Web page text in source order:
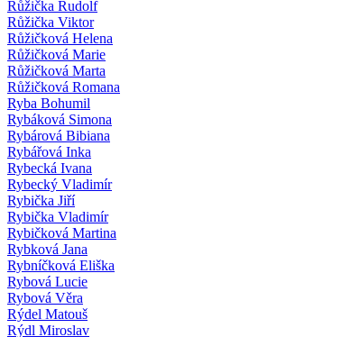
Růžička Rudolf
Růžička Viktor
Růžičková Helena
Růžičková Marie
Růžičková Marta
Růžičková Romana
Ryba Bohumil
Rybáková Simona
Rybárová Bibiana
Rybářová Inka
Rybecká Ivana
Rybecký Vladimír
Rybička Jiří
Rybička Vladimír
Rybičková Martina
Rybková Jana
Rybníčková Eliška
Rybová Lucie
Rybová Věra
Rýdel Matouš
Rýdl Miroslav